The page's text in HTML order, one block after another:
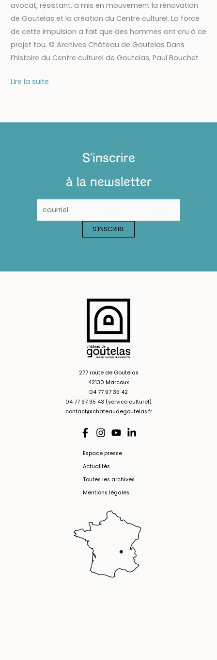
avocat, résistant, a mis en mouvement la rénovation
de Goutelas et la création du Centre culturel. La force
de cette impulsion a fait que des hommes ont cru à ce
projet fou. © Archives Château de Goutelas Dans
l’histoire du Centre culturel de Goutelas, Paul Bouchet
Paul
visionnaire
Lire la suite
S'inscrire
à la newsletter
277 route de Goutelas
42130 Marcoux
04 77 97 35 42
04 77 97 35 43 (service culturel)
contact@chateaudegoutelas.fr
Espace presse
Actualités
Toutes les archives
Mentions légales